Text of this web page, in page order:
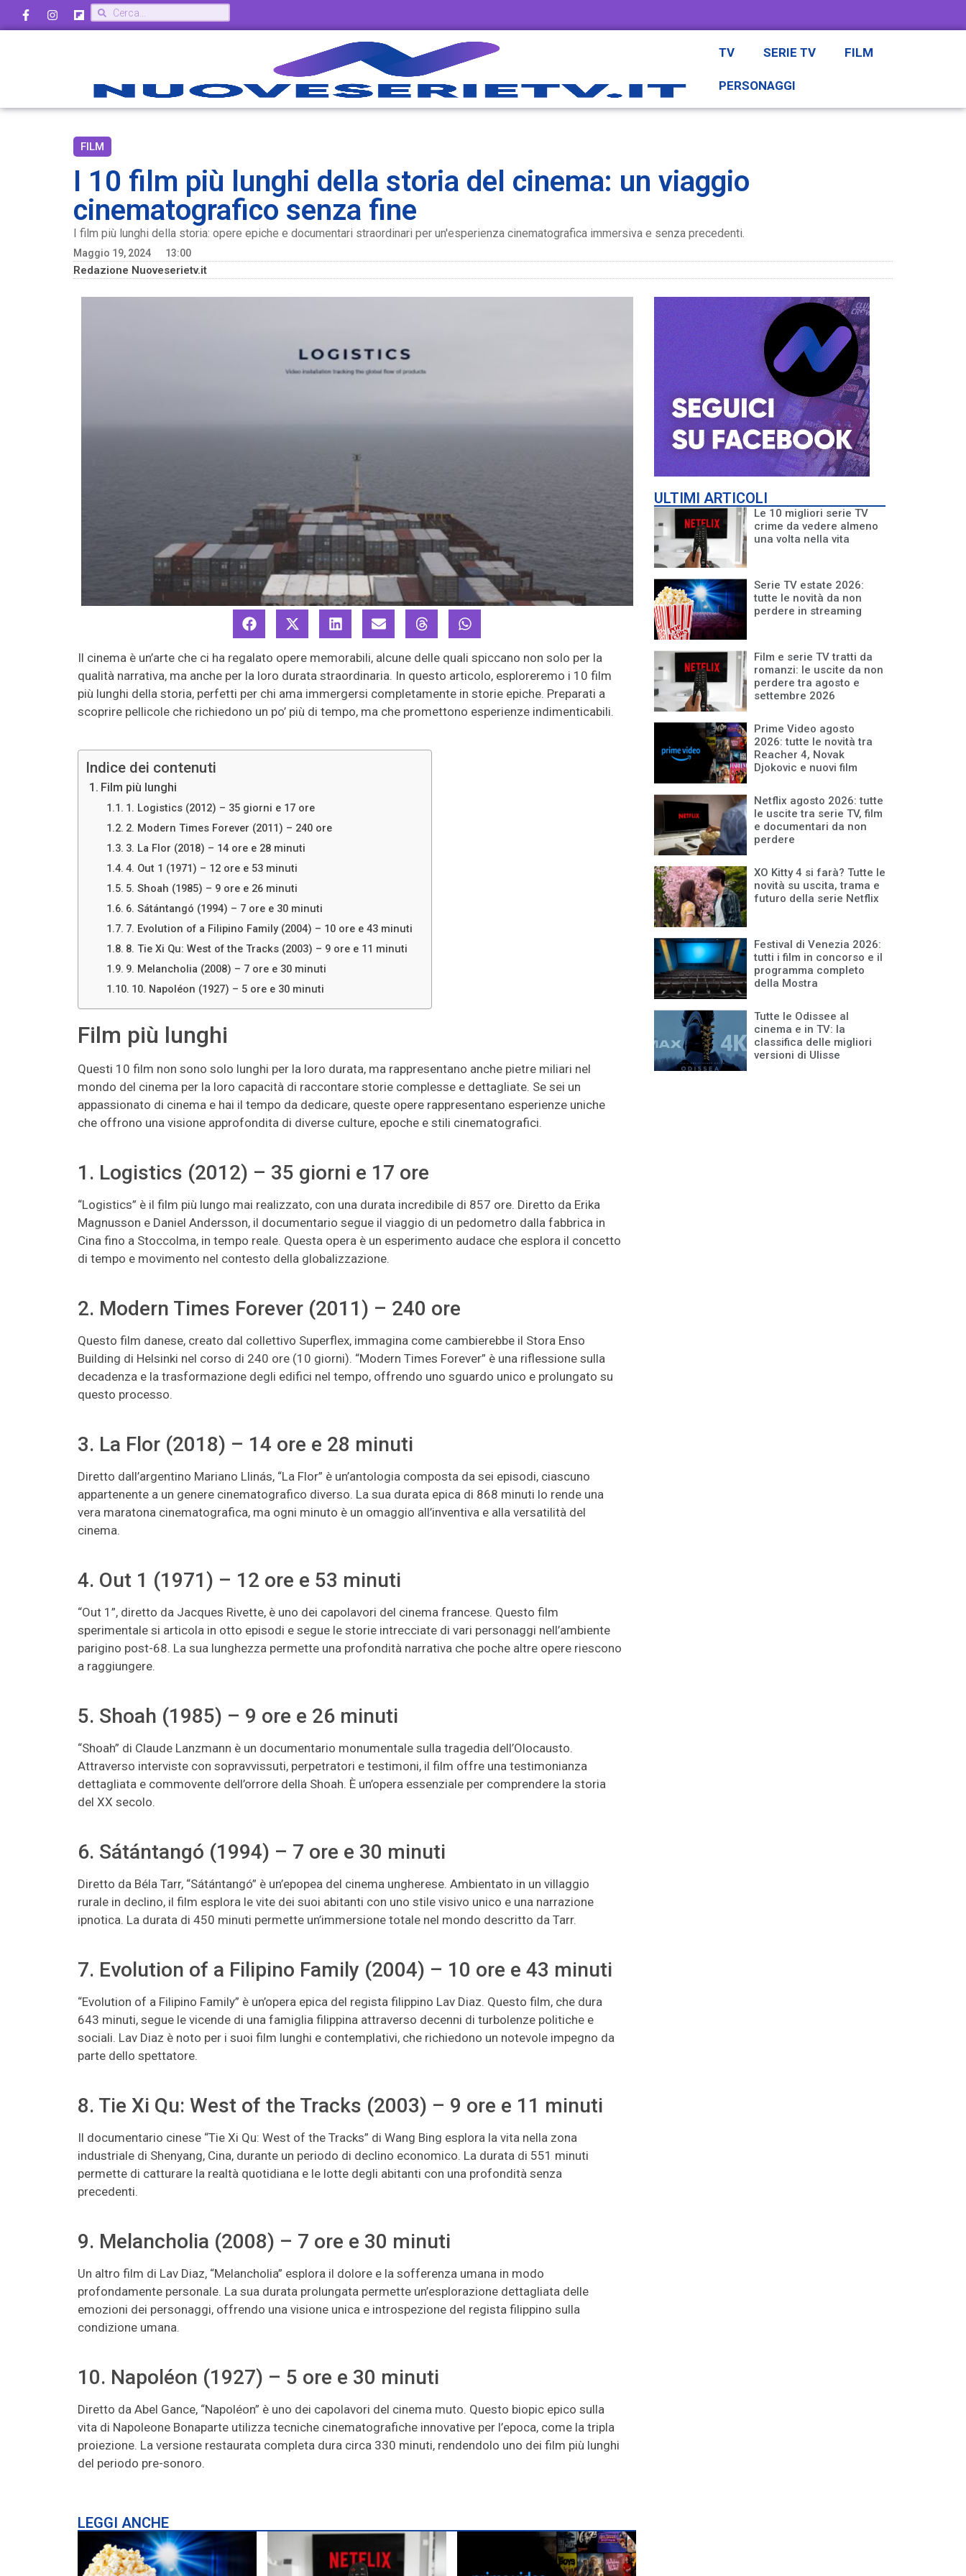
TV SERIE TV FILM
PERSONAGGI
FILM
I 10 film più lunghi della storia del cinema: un viaggio
cinematografico senza fine
I film più lunghi della storia: opere epiche e documentari straordinari per un'esperienza cinematografica immersiva e senza precedenti.
Maggio 19, 2024 13:00
Redazione Nuoveserietv.it
Il cinema è un’arte che ci ha regalato opere memorabili, alcune delle quali spiccano non solo per la
qualità narrativa, ma anche per la loro durata straordinaria. In questo articolo, esploreremo i 10 film
più lunghi della storia, perfetti per chi ama immergersi completamente in storie epiche. Preparati a
scoprire pellicole che richiedono un po’ più di tempo, ma che promettono esperienze indimenticabili.
Indice dei contenuti
Film più lunghi
1. Logistics (2012) – 35 giorni e 17 ore
2. Modern Times Forever (2011) – 240 ore
3. La Flor (2018) – 14 ore e 28 minuti
4. Out 1 (1971) – 12 ore e 53 minuti
5. Shoah (1985) – 9 ore e 26 minuti
6. Sátántangó (1994) – 7 ore e 30 minuti
7. Evolution of a Filipino Family (2004) – 10 ore e 43 minuti
8. Tie Xi Qu: West of the Tracks (2003) – 9 ore e 11 minuti
9. Melancholia (2008) – 7 ore e 30 minuti
10. Napoléon (1927) – 5 ore e 30 minuti
Film più lunghi
Questi 10 film non sono solo lunghi per la loro durata, ma rappresentano anche pietre miliari nel
mondo del cinema per la loro capacità di raccontare storie complesse e dettagliate. Se sei un
appassionato di cinema e hai il tempo da dedicare, queste opere rappresentano esperienze uniche
che offrono una visione approfondita di diverse culture, epoche e stili cinematografici.
1. Logistics (2012) – 35 giorni e 17 ore
“Logistics” è il film più lungo mai realizzato, con una durata incredibile di 857 ore. Diretto da Erika
Magnusson e Daniel Andersson, il documentario segue il viaggio di un pedometro dalla fabbrica in
Cina fino a Stoccolma, in tempo reale. Questa opera è un esperimento audace che esplora il concetto
di tempo e movimento nel contesto della globalizzazione.
2. Modern Times Forever (2011) – 240 ore
Questo film danese, creato dal collettivo Superflex, immagina come cambierebbe il Stora Enso
Building di Helsinki nel corso di 240 ore (10 giorni). “Modern Times Forever” è una riflessione sulla
decadenza e la trasformazione degli edifici nel tempo, offrendo uno sguardo unico e prolungato su
questo processo.
3. La Flor (2018) – 14 ore e 28 minuti
Diretto dall’argentino Mariano Llinás, “La Flor” è un’antologia composta da sei episodi, ciascuno
appartenente a un genere cinematografico diverso. La sua durata epica di 868 minuti lo rende una
vera maratona cinematografica, ma ogni minuto è un omaggio all’inventiva e alla versatilità del
cinema.
4. Out 1 (1971) – 12 ore e 53 minuti
“Out 1”, diretto da Jacques Rivette, è uno dei capolavori del cinema francese. Questo film
sperimentale si articola in otto episodi e segue le storie intrecciate di vari personaggi nell’ambiente
parigino post-68. La sua lunghezza permette una profondità narrativa che poche altre opere riescono
a raggiungere.
5. Shoah (1985) – 9 ore e 26 minuti
“Shoah” di Claude Lanzmann è un documentario monumentale sulla tragedia dell’Olocausto.
Attraverso interviste con sopravvissuti, perpetratori e testimoni, il film offre una testimonianza
dettagliata e commovente dell’orrore della Shoah. È un’opera essenziale per comprendere la storia
del XX secolo.
6. Sátántangó (1994) – 7 ore e 30 minuti
Diretto da Béla Tarr, “Sátántangó” è un’epopea del cinema ungherese. Ambientato in un villaggio
rurale in declino, il film esplora le vite dei suoi abitanti con uno stile visivo unico e una narrazione
ipnotica. La durata di 450 minuti permette un’immersione totale nel mondo descritto da Tarr.
7. Evolution of a Filipino Family (2004) – 10 ore e 43 minuti
“Evolution of a Filipino Family” è un’opera epica del regista filippino Lav Diaz. Questo film, che dura
643 minuti, segue le vicende di una famiglia filippina attraverso decenni di turbolenze politiche e
sociali. Lav Diaz è noto per i suoi film lunghi e contemplativi, che richiedono un notevole impegno da
parte dello spettatore.
8. Tie Xi Qu: West of the Tracks (2003) – 9 ore e 11 minuti
Il documentario cinese “Tie Xi Qu: West of the Tracks” di Wang Bing esplora la vita nella zona
industriale di Shenyang, Cina, durante un periodo di declino economico. La durata di 551 minuti
permette di catturare la realtà quotidiana e le lotte degli abitanti con una profondità senza
precedenti.
9. Melancholia (2008) – 7 ore e 30 minuti
Un altro film di Lav Diaz, “Melancholia” esplora il dolore e la sofferenza umana in modo
profondamente personale. La sua durata prolungata permette un’esplorazione dettagliata delle
emozioni dei personaggi, offrendo una visione unica e introspezione del regista filippino sulla
condizione umana.
10. Napoléon (1927) – 5 ore e 30 minuti
Diretto da Abel Gance, “Napoléon” è uno dei capolavori del cinema muto. Questo biopic epico sulla
vita di Napoleone Bonaparte utilizza tecniche cinematografiche innovative per l’epoca, come la tripla
proiezione. La versione restaurata completa dura circa 330 minuti, rendendolo uno dei film più lunghi
del periodo pre-sonoro.
LEGGI ANCHE
ULTIMI ARTICOLI
Le 10 migliori serie TV
crime da vedere almeno
una volta nella vita
Serie TV estate 2026:
tutte le novità da non
perdere in streaming
Film e serie TV tratti da
romanzi: le uscite da non
perdere tra agosto e
settembre 2026
Prime Video agosto
2026: tutte le novità tra
Reacher 4, Novak
Djokovic e nuovi film
Netflix agosto 2026: tutte
le uscite tra serie TV, film
e documentari da non
perdere
XO Kitty 4 si farà? Tutte le
novità su uscita, trama e
futuro della serie Netflix
Festival di Venezia 2026:
tutti i film in concorso e il
programma completo
della Mostra
Tutte le Odissee al
cinema e in TV: la
classifica delle migliori
versioni di Ulisse